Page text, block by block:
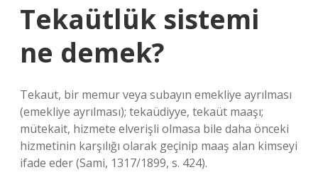
Tekaütlük sistemi
ne demek?
Tekaut, bir memur veya subayın emekliye ayrılması
(emekliye ayrılması); tekaüdiyye, tekaüt maaşı;
mütekait, hizmete elverişli olmasa bile daha önceki
hizmetinin karşılığı olarak geçinip maaş alan kimseyi
ifade eder (Sami, 1317/1899, s. 424).